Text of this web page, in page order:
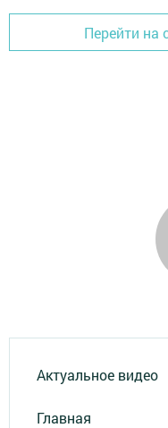
Перейти на
Актуальное видео
Главная